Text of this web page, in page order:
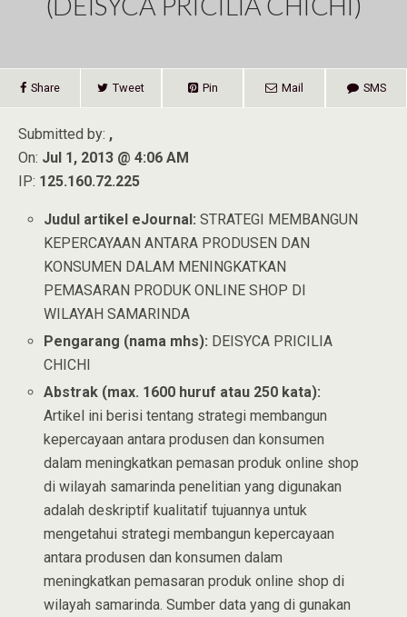
Share Tweet Pin Mail SMS
Submitted by: ,
On: Jul 1, 2013 @ 4:06 AM
IP: 125.160.72.225
Judul artikel eJournal: STRATEGI MEMBANGUN
KEPERCAYAAN ANTARA PRODUSEN DAN
KONSUMEN DALAM MENINGKATKAN
PEMASARAN PRODUK ONLINE SHOP DI
WILAYAH SAMARINDA
Pengarang (nama mhs): DEISYCA PRICILIA
CHICHI
Abstrak (max. 1600 huruf atau 250 kata):
Artikel ini berisi tentang strategi membangun
kepercayaan antara produsen dan konsumen
dalam meningkatkan pemasan produk online shop
di wilayah samarinda penelitian yang digunakan
adalah deskriptif kualitatif tujuannya untuk
mengetahui strategi membangun kepercayaan
antara produsen dan konsumen dalam
meningkatkan pemasaran produk online shop di
wilayah samarinda. Sumber data yang di gunakan